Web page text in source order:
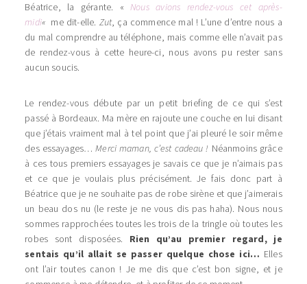
Béatrice, la gérante. «Nous avions rendez-vous cet après-
midi« me dit-elle. Zut, ça commence mal ! L’une d’entre nous a
du mal comprendre au téléphone, mais comme elle n’avait pas
de rendez-vous à cette heure-ci, nous avons pu rester sans
aucun soucis.
Le rendez-vous débute par un petit briefing de ce qui s’est
passé à Bordeaux. Ma mère en rajoute une couche en lui disant
que j’étais vraiment mal à tel point que j’ai pleuré le soir même
des essayages…Merci maman, c’est cadeau ! Néanmoins grâce
à ces tous premiers essayages je savais ce que je n’aimais pas
et ce que je voulais plus précisément. Je fais donc part à
Béatrice que je ne souhaite pas de robe sirène et que j’aimerais
un beau dos nu (le reste je ne vous dis pas haha). Nous nous
sommes rapprochées toutes les trois de la tringle où toutes les
robes sont disposées. Rien qu’au premier regard, je
sentais qu’il allait se passer quelque chose ici… Elles
ont l’air toutes canon ! Je me dis que c’est bon signe, et je